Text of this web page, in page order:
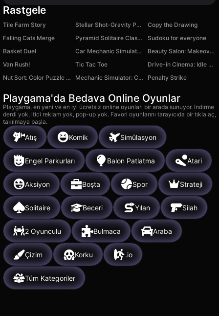
Rastgele
Tile Farm Story Stellar Shot-Gravity Puzzle
Copy the Drawing
Falling Cats Merge
Pyramid Solitaire Classic
Sudoku for everyone
Basket Duel
Car Mechanic Simulator 2025
Beauty Salon: Makeover & Dress Up
Van Rush!
Tic Tac Toe
Drive-in Cinema: Idle Game
Nut Sort: Color Puzzle Game
Mechanic Simulator: Car Repair Penalty Strike
Playgama'da Bedava Online Oyunlar
Playgama, en yeni ve en iyi ücretsiz online oyunları bir arada sunuyor. İndirme
derdi yok, itici reklam yok, pop-up yok. Favori oyunlarını tarayıcıda bir tıkla aç,
takılmaya başla.
Atış Komik Simülasyon
Engel Parkurları Balon Patlatma Atari
Aksiyon Boşta Spor Strateji
Solitaire Beceri Yılan Silah
2 Oyunculu Bulmaca Araba
Çizim Korku .io
Tüm Kategoriler